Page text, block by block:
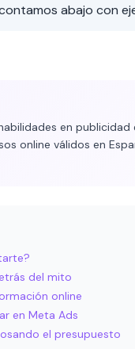
abajo con
en publicidad
online válidos en
del mito
online
en Meta Ads
el presupuesto